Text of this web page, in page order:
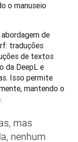
o manuseio
de
traduções
de textos
da DeepL e
Isso permite
mantendo o
mas
nenhum